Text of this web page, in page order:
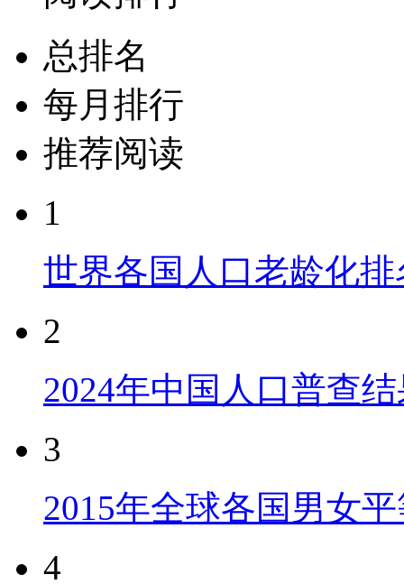
总排名
每月排行
推荐阅读
1
世界各国人口老龄化
2
2024年中国人口普查
3
2015年全球各国男女
4